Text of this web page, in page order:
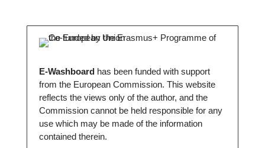
E-Washboardhas been funded with support
from the European Commission. This website
reflects the views only of the author, and the
Commission cannot be held responsible for any
use which may be made of the information
contained therein.